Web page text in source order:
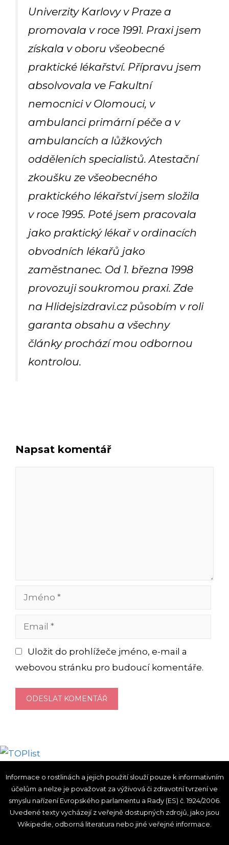
Univerzity Karlovy v Praze a
promovala v roce 1991. Praxi jsem
získala v oboru všeobecné
praktické lékařství. Přípravu jsem
absolvovala ve Fakultní
nemocnici v Olomouci, v
ambulanci primární péče a v
ambulancích a lůžkových
odděleních specialistů. Atestační
zkoušku ze všeobecného
praktického lékařství jsem složila
v roce 1995. Poté jsem pracovala
jako praktický lékař v ordinacích
obvodních lékařů jako
zaměstnanec. Od 1. března 1998
provozuji soukromou praxi. Zde
na Hlidejsizdravi.cz působím v roli
garanta obsahu a všechny
články prochází mou odbornou
kontrolou.
Napsat komentář
Jméno
Email
Uložit do prohlížeče jméno, e-mail a
webovou stránku pro budoucí komentáře.
Informace o rostlinách a jejich použití slouží pouze k informativním
účelům a nelze je považovat za výživová či zdravotní tvrzení ve
smyslu nařízení Evropského parlamentu a Rady (ES) č. 1924/2006.
Uvedené texty vycházejí z veřejně dostupných zdrojů, jako jsou
Wikipedie, odborná literatura nebo jiné veřejné informace.